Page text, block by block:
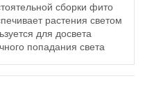
сборки фито
растения светом
для досвета
попадания света